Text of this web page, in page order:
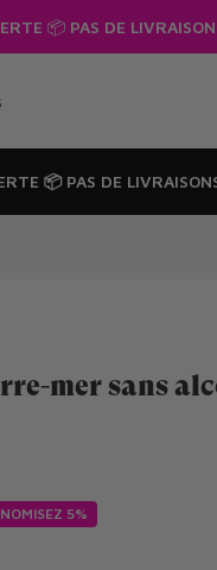
📦 PAS DE
📦 PAS DE
mer sans
5%